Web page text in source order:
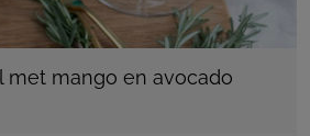
met mango en avocado